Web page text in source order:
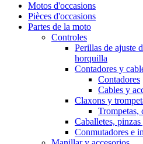
Motos d'occasions
Pièces d'occasions
Partes de la moto
Controles
Perillas de ajuste
horquilla
Contadores y
Contadores
Cables y
Claxons y
Trompetas,
Caballetes, pinzas
Conmutadores e